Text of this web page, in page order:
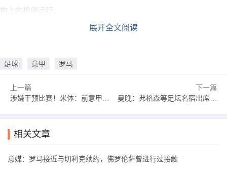
构上的稳健运行。
展开全文阅读
足球 意甲 罗马
上一篇
涉嫌干预比赛！米体：前意甲裁判主管罗基出庭接受检方问询
下一篇
曼晚：弗格森等足坛名宿出席马克·休斯儿子的葬礼
相关文章
意媒：罗马接近与切利克续约，佛罗伦萨曾进行过接触